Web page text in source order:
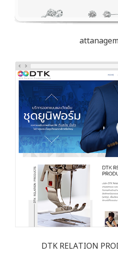
DTK RELATION